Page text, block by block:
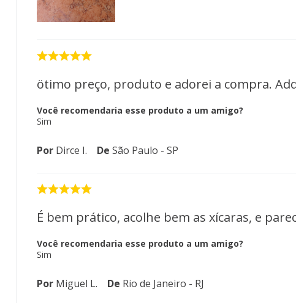
ötimo preço, produto e adorei a compra.
Você recomendaria esse produto a um amigo?
Sim
Por Dirce I. De São Paulo - SP
É bem prático, acolhe bem as xícaras, e
Você recomendaria esse produto a um amigo?
Sim
Por Miguel L. De Rio de Janeiro - RJ